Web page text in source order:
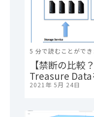
5 分で読むことができ
【禁断の比較
Treasure Data
2021年 5月 24日